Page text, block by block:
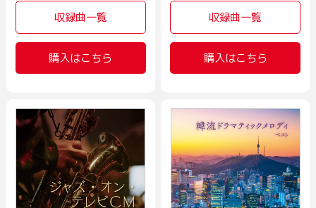
収録曲一覧
購入はこちら
収録曲一覧
購入はこちら